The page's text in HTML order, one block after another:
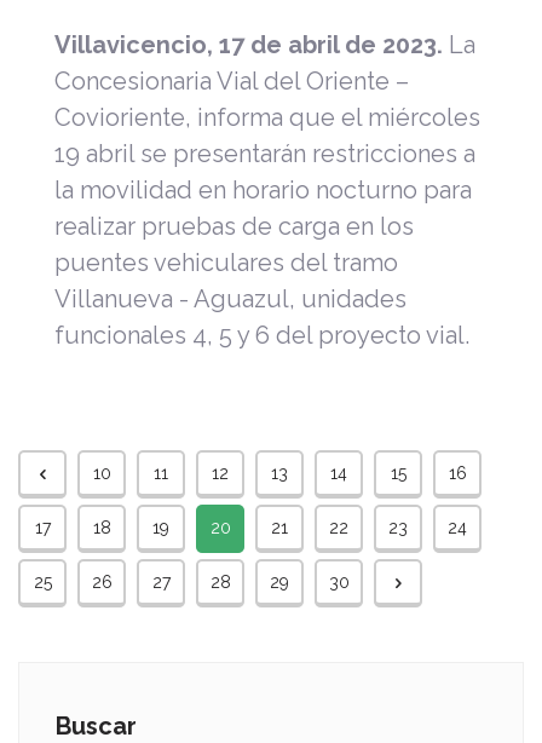
Villavicencio, 17 de abril de 2023. La
Concesionaria Vial del Oriente –
Covioriente, informa que el miércoles
19 abril se presentarán restricciones a
la movilidad en horario nocturno para
realizar pruebas de carga en los
puentes vehiculares del tramo
Villanueva - Aguazul, unidades
funcionales 4, 5 y 6 del proyecto vial.
10 11 12 13 14 15 16
17 18 19 20 21 22 23 24
25 26 27 28 29 30
Buscar